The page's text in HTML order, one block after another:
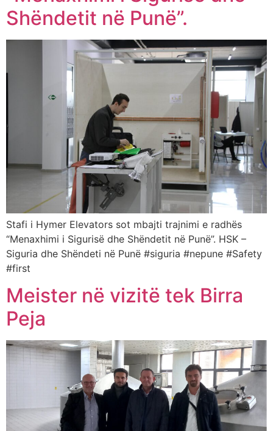
Shëndetit në Punë”.
Stafi i Hymer Elevators sot mbajti trajnimi e radhës
“Menaxhimi i Sigurisë dhe Shëndetit në Punë”. HSK –
Siguria dhe Shëndeti në Punë #siguria #nepune #Safety
#first
Meister në vizitë tek Birra
Peja